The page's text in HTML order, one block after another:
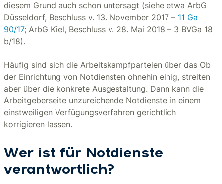
diesem Grund auch schon untersagt (siehe etwa ArbG
Düsseldorf, Beschluss v. 13. November 2017 – 11 Ga
90/17; ArbG Kiel, Beschluss v. 28. Mai 2018 – 3 BVGa 18
b/18).
Häufig sind sich die Arbeitskampfparteien über das Ob
der Einrichtung von Notdiensten ohnehin einig, streiten
aber über die konkrete Ausgestaltung. Dann kann die
Arbeitgeberseite unzureichende Notdienste in einem
einstweiligen Verfügungsverfahren gerichtlich
korrigieren lassen.
Wer ist für Notdienste
verantwortlich?